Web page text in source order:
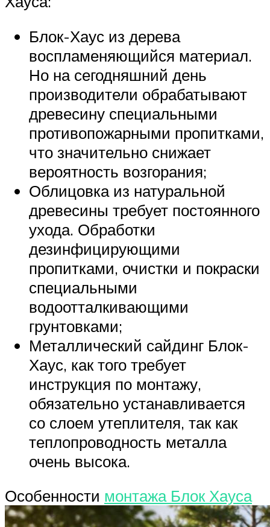
Блок-Хаус из дерева
воспламеняющийся материал.
Но на сегодняшний день
производители обрабатывают
древесину специальными
противопожарными пропитками,
что значительно снижает
вероятность возгорания;
Облицовка из натуральной
древесины требует постоянного
ухода. Обработки
дезинфицирующими
пропитками, очистки и покраски
специальными
водоотталкивающими
грунтовками;
Металлический сайдинг Блок-
Хаус, как того требует
инструкция по монтажу,
обязательно устанавливается
со слоем утеплителя, так как
теплопроводность металла
очень высока.
Особенности монтажа Блок Хауса